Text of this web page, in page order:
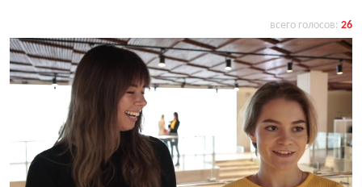
всего голосов: 26